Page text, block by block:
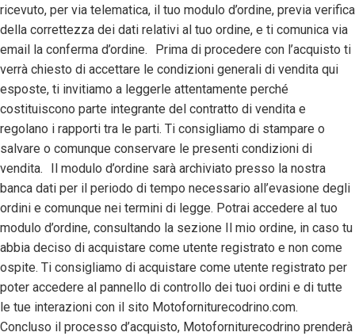
ricevuto, per via telematica, il tuo modulo d’ordine, previa verifica
della correttezza dei dati relativi al tuo ordine, e ti comunica via
email la conferma d’ordine. Prima di procedere con l’acquisto ti
verrà chiesto di accettare le condizioni generali di vendita qui
esposte, ti invitiamo a leggerle attentamente perché
costituiscono parte integrante del contratto di vendita e
regolano i rapporti tra le parti. Ti consigliamo di stampare o
salvare o comunque conservare le presenti condizioni di
vendita. Il modulo d’ordine sarà archiviato presso la nostra
banca dati per il periodo di tempo necessario all’evasione degli
ordini e comunque nei termini di legge. Potrai accedere al tuo
modulo d’ordine, consultando la sezione Il mio ordine, in caso tu
abbia deciso di acquistare come utente registrato e non come
ospite. Ti consigliamo di acquistare come utente registrato per
poter accedere al pannello di controllo dei tuoi ordini e di tutte
le tue interazioni con il sito Motoforniturecodrino.com.
Concluso il processo d’acquisto, Motoforniturecodrino prenderà